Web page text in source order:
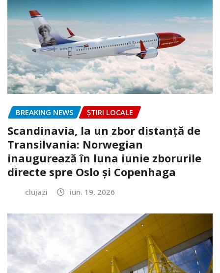
BREAKING NEWS ȘTIRI LOCALE
Scandinavia, la un zbor distanță de
Transilvania: Norwegian
inaugurează în luna iunie zborurile
directe spre Oslo și Copenhaga
clujazi iun. 19, 2026